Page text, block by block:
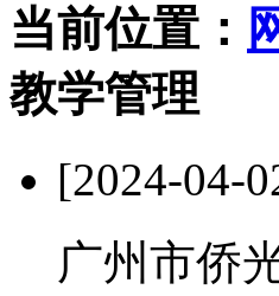
当前位置：
教学管理
[2024-04-
广州市侨